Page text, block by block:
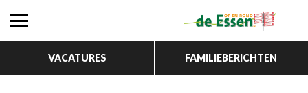
VACATURES FAMILIEBERICHTEN